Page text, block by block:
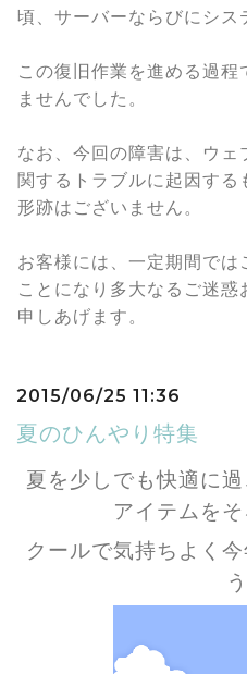
頃、サーバーならびにシス
この復旧作業を進める過
ませんでした。
なお、今回の障害は、ウ
関するトラブルに起因す
形跡はございません。
お客様には、一定期間で
ことになり 多大なるご迷惑
申し あげます。
2015/06/25 11:36
夏のひんやり特集
夏を少しでも快適に
アイテムをそ
クールで気持ちよく